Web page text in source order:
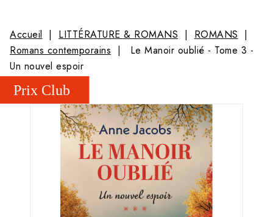
Accueil LITTÉRATURE & ROMANS
ROMANS
Romans contemporains
Le Manoir oublié - Tome 3 -
Un nouvel espoir